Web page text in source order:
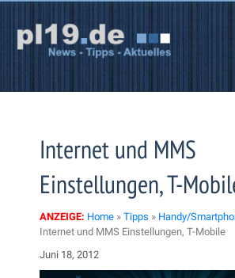
Zum
springen
Internet und MMS
Einstellungen, T-
ANZEIGE: Home » Tipps » Handy/
Internet und MMS Einstellungen, T-Mobile
Juni 18, 2012